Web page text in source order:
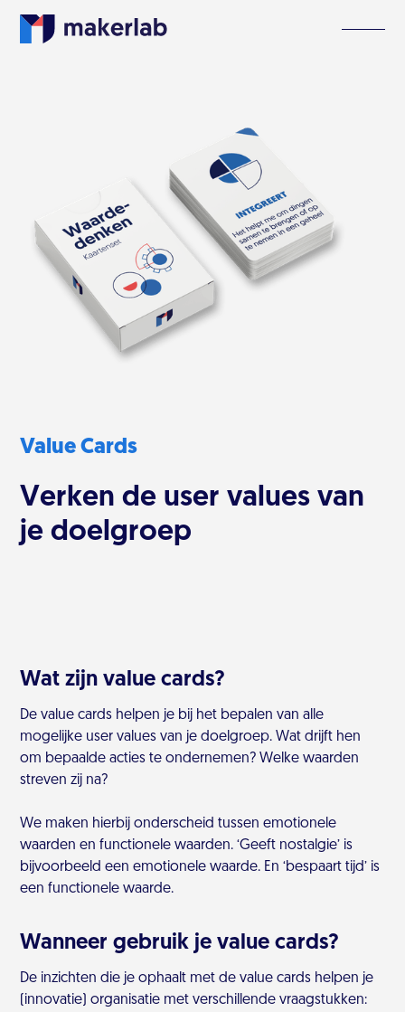
Value Cards
Verken de user values van
je doelgroep
Wat zijn value cards?
De value cards helpen je bij het bepalen van alle
mogelijke user values van je doelgroep. Wat drijft hen
om bepaalde acties te ondernemen? Welke waarden
streven zij na?
We maken hierbij onderscheid tussen emotionele
waarden en functionele waarden. ‘Geeft nostalgie’ is
bijvoorbeeld een emotionele waarde. En ‘bespaart tijd’ is
een functionele waarde.
Wanneer gebruik je value cards?
De inzichten die je ophaalt met de value cards helpen je
(innovatie) organisatie met verschillende vraagstukken: